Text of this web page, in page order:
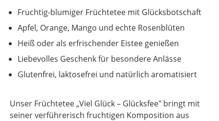
Fruchtig-blumiger Früchtetee mit Glücksbotschaft
Apfel, Orange, Mango und echte Rosenblüten
Heiß oder als erfrischender Eistee genießen
Liebevolles Geschenk für besondere Anlässe
Glutenfrei, laktosefrei und natürlich aromatisiert
Unser Früchtetee „Viel Glück – Glücksfee" bringt mit
seiner verführerisch fruchtigen Komposition aus